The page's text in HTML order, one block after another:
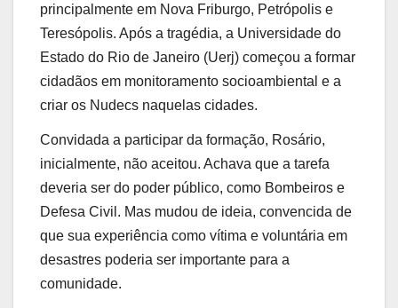
principalmente em Nova Friburgo, Petrópolis e
Teresópolis. Após a tragédia, a Universidade do
Estado do Rio de Janeiro (Uerj) começou a formar
cidadãos em monitoramento socioambiental e a
criar os Nudecs naquelas cidades.
Convidada a participar da formação, Rosário,
inicialmente, não aceitou. Achava que a tarefa
deveria ser do poder público, como Bombeiros e
Defesa Civil. Mas mudou de ideia, convencida de
que sua experiência como vítima e voluntária em
desastres poderia ser importante para a
comunidade.